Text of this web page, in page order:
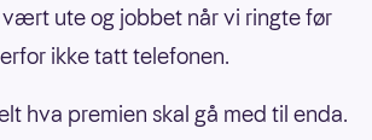
ute og jobbet når vi ringte før
ikke tatt telefonen.
hva premien skal gå med til enda.